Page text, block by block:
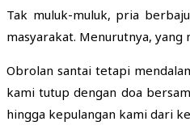
Tak muluk-muluk, pria
masyarakat. Menurutnya,
Obrolan santai tetapi
kami tutup dengan doa
hingga kepulangan kami dari